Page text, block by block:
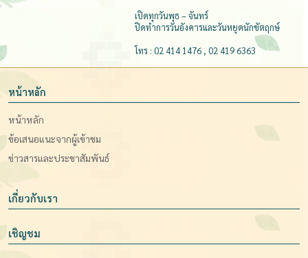
เปิดทุกวันพุธ – จันทร์
ปิดทำการวันอังคารและวันหยุดนักขัตฤกษ์
โทร : 02 414 1476 , 02 419 6363
หน้าหลัก
หน้าหลัก
ข้อเสนอแนะจากผู้เข้าชม
ข่าวสารและประชาสัมพันธ์
เกี่ยวกับเรา
เชิญชม